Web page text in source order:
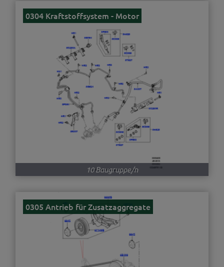
0304 Kraftstoffsystem - Motor
10 Baugruppe/n
0305 Antrieb für Zusatzaggregate